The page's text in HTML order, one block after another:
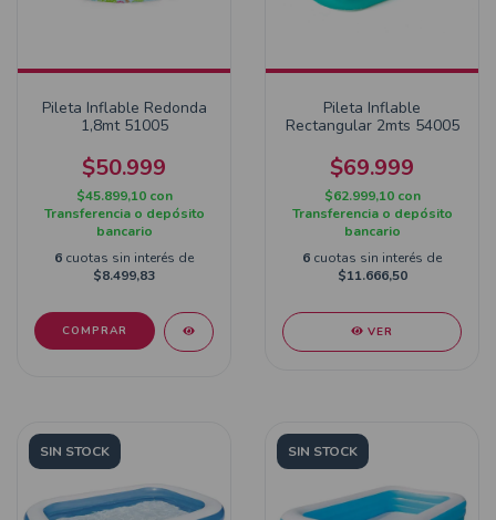
Pileta Inflable Redonda
1,8mt 51005
$50.999
$45.899,10 con
Transferencia o depósito
bancario
6 cuotas sin interés de
$8.499,83
Pileta Inflable
Rectangular 2mts 54005
$69.999
$62.999,10 con
Transferencia o depósito
bancario
6 cuotas sin interés de
$11.666,50
VER
SIN STOCK SIN STOCK